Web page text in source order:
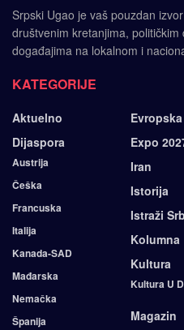
Srpski Ugao je vaš pouzdan
društvenim kretanjima,
događajima na lokalnom i
KATEGORIJE
Aktuelno
Dijaspora
Austrija
Češka
Francuska
Italija
Kanada-SAD
Mađarska
Nemačka
Španija
Expo
Iran
Istorija
Istraži
Kolumna
Kultura
Kultura U
Magazin